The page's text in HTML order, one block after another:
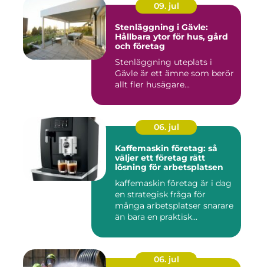
09. jul
Stenläggning i Gävle:
Hållbara ytor för hus, gård
och företag
Stenläggning uteplats i
Gävle är ett ämne som berör
allt fler husägare...
06. jul
Kaffemaskin företag: så
väljer ett företag rätt
lösning för arbetsplatsen
kaffemaskin företag är i dag
en strategisk fråga för
många arbetsplatser snarare
än bara en praktisk...
06. jul